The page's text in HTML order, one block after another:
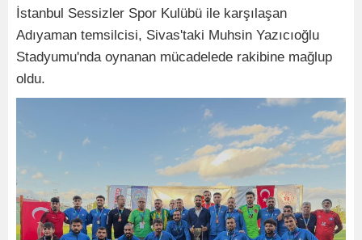
İstanbul Sessizler Spor Kulübü ile karşılaşan
Adıyaman temsilcisi, Sivas'taki Muhsin Yazıcıoğlu
Stadyumu'nda oynanan mücadelede rakibine mağlup
oldu.